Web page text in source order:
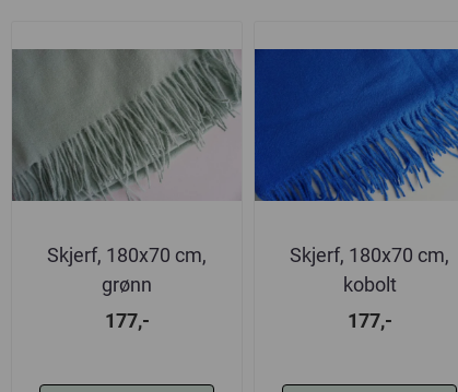
Skjerf, 180x70 cm,
grønn
177,-
Skjerf, 180x70 cm,
kobolt
177,-